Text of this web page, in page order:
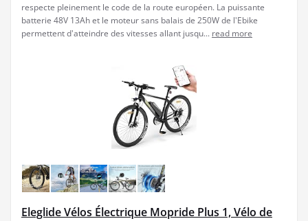
respecte pleinement le code de la route européen. La puissante
batterie 48V 13Ah et le moteur sans balais de 250W de l'Ebike
permettent d'atteindre des vitesses allant jusqu... read more
Eleglide Vélos Électrique Mopride Plus 1, Vélo de